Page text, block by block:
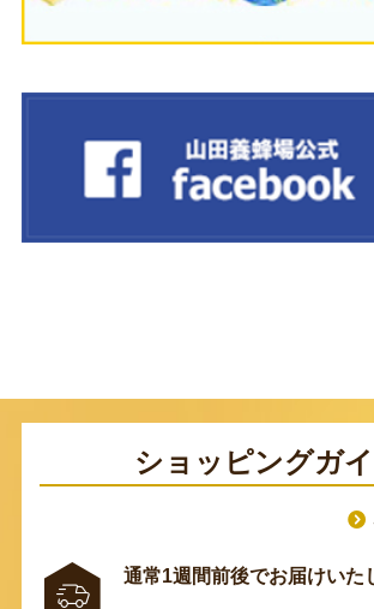
ショッピングガ
通常1週間前後でお届けいた